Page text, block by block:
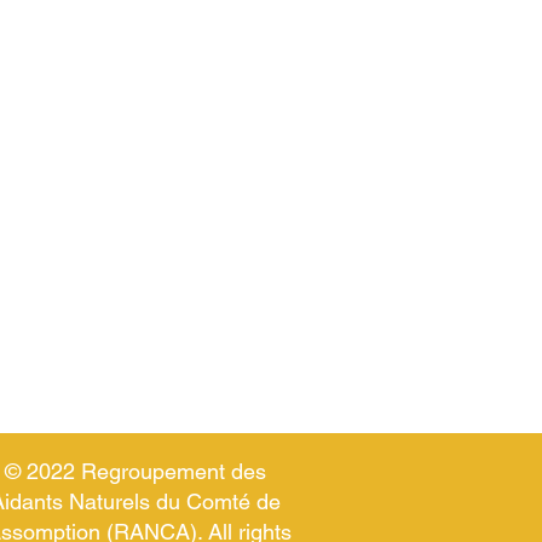
© 2022 Regroupement des
Naturels du Comté de
(RANCA). All rights